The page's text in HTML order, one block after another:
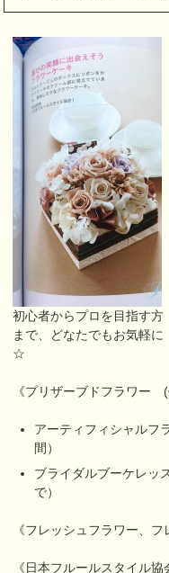
初心者からプロを目指す方
まで、どなたでもお気軽に
☆
《プリザーブドフラワー (
アーティフィシャル
間）
ブライダルブーケレッ
で）
《フレッシュフラワー、
《日本フルールスタイル